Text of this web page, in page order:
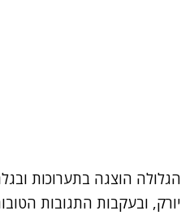
הגלולה הוצגה בתערוכות
יורק, ובעקבות התגובות